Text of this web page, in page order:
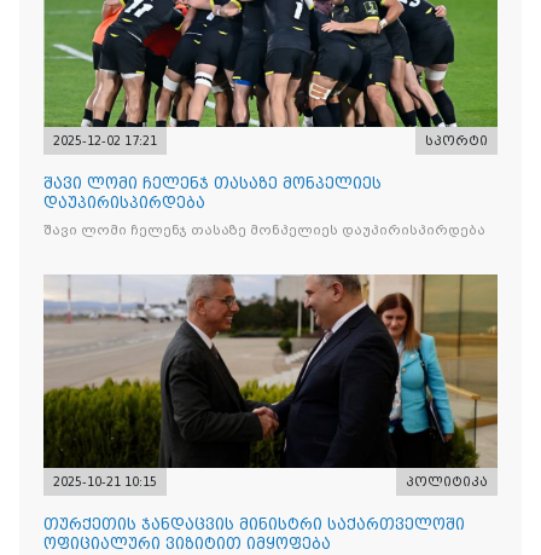
2025-12-02 17:21 სპორტი
შავი ლომი ჩელენჯ თასაზე მონპელიეს
დაუპირისპირდება
შავი ლომი ჩელენჯ თასაზე მონპელიეს დაუპირისპირდება
2025-10-21 10:15 პოლიტიკა
თურქეთის ჯანდაცვის მინისტრი საქართველოში
ოფიციალური ვიზიტით იმყოფება